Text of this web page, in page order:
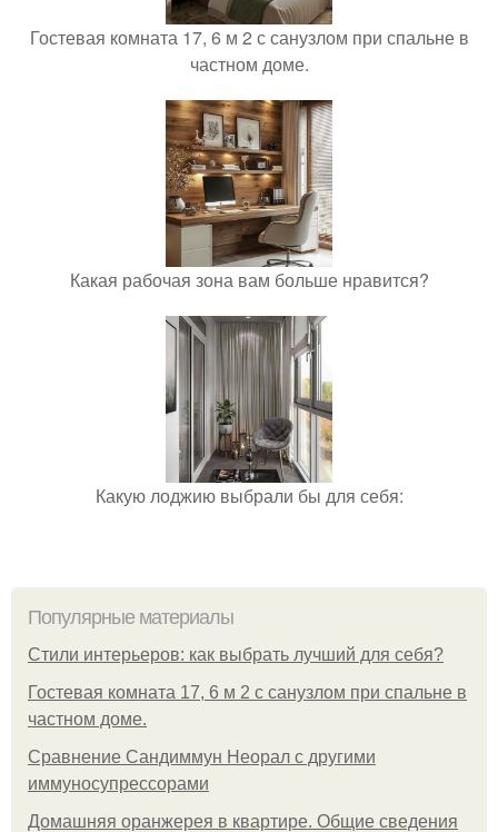
Гостевая комната 17, 6 м 2 с санузлом при спальне в
частном доме.
Какая рабочая зона вам больше нравится?
Какую лоджию выбрали бы для себя:
Популярные материалы
Стили интерьеров: как выбрать лучший для себя?
Гостевая комната 17, 6 м 2 с санузлом при спальне в
частном доме.
Сравнение Сандиммун Неорал с другими
иммуносупрессорами
Домашняя оранжерея в квартире. Общие сведения